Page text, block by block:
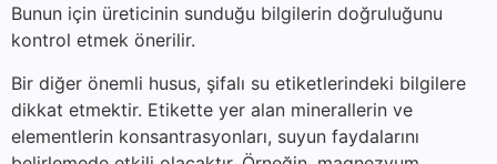
Bunun için üreticinin sunduğu bilgilerin doğruluğunu
kontrol etmek önerilir.
Bir diğer önemli husus, şifalı su etiketlerindeki bilgilere
dikkat etmektir. Etikette yer alan minerallerin ve
elementlerin konsantrasyonları, suyun faydalarını